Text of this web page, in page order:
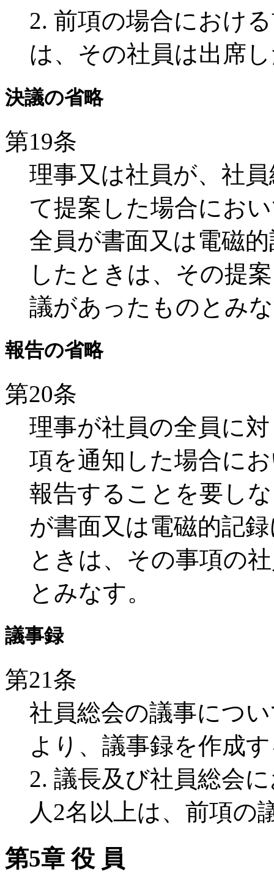
2. 前項の場合におけ
は、その社員は出席
決議の省略
第19条
理事又は社員が、社
て提案した場合にお
全員が書面又は電磁
したときは、その提
議があったものとみ
報告の省略
第20条
理事が社員の全員に
項を通知した場合に
報告することを要し
が書面又は電磁的記
ときは、その事項の
とみなす。
議事録
第21条
社員総会の議事につ
より、議事録を作成
2. 議長及び社員総会
人2名以上は、前項の
第5章 役 員